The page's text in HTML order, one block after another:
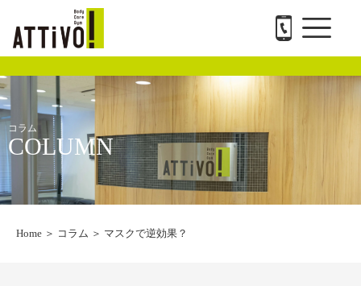
キ
ッ
プ
メ
ニ
ュ
ー
コラム
COLUMN
Home ＞ コラム ＞ マスクで逆効果？